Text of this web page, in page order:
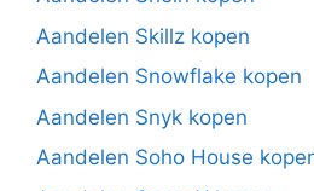
Aandelen Skillz kopen
Aandelen Snowflake kopen
Aandelen Snyk kopen
Aandelen Soho House